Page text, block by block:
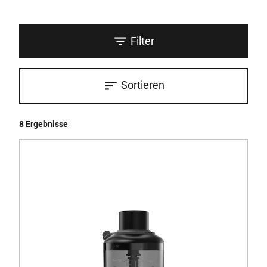
Filter
8 Ergebnisse
Sortieren